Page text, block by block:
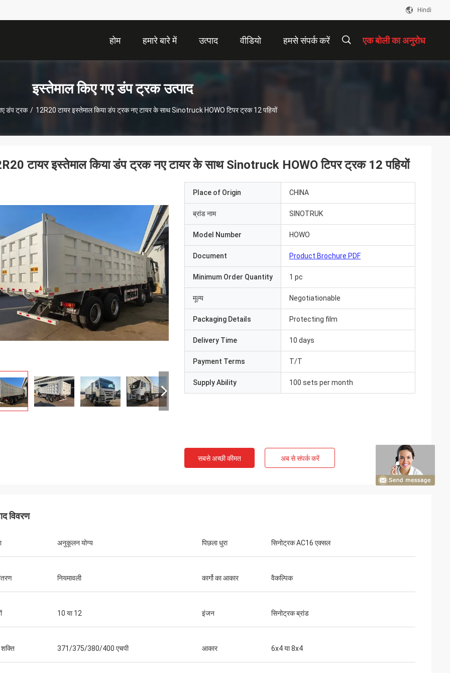
Hindi
होम हमारे बारे में उत्पाद वीडियो हमसे संपर्क करें एक बोली का अनुरोध
इस्तेमाल किए गए डंप ट्रक उत्पाद
डंप ट्रक / 12R20 टायर इस्तेमाल किया डंप ट्रक नए टायर के साथ Sinotruck HOWO टिपर ट्रक 12 पहियों
टायर इस्तेमाल किया डंप ट्रक नए टायर के साथ Sinotruck HOWO टिपर ट्रक 12 पहियों
Place of Origin CHINA
ब्रांड नाम SINOTRUK
Model Number HOWO
Document Product Brochure PDF
Minimum Order Quantity 1 pc
मूल्य Negotiationable
Packaging Details Protecting film
Delivery Time 10 days
Payment Terms T/T
Supply Ability 100 sets per month
सबसे अच्छी कीमत अब से संपर्क करें
विवरण
अनुकूलन योग्य पिछला धुरा सिनोट्रक AC16 एक्सल
नियमावली कार्गो का आकार वैकल्पिक
10 या 12 इंजन सिनोट्रक ब्रांड
371/375/380/400 एचपी आकार 6x4 या 8x4